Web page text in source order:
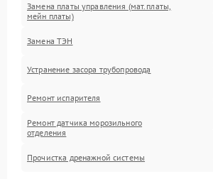
Замена платы управления (мат.платы,
мейн платы)
Замена ТЭН
Устранение засора трубопровода
Ремонт испарителя
Ремонт датчика морозильного
отделения
Прочистка дренажной системы